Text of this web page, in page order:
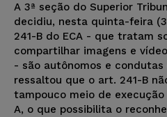
A 3ª seção do Superior
decidiu, nesta quinta-feira
241-B do ECA - que tratam
compartilhar imagens e
- são autônomos e
ressaltou que o art. 241-B
tampouco meio de
A, o que possibilita o